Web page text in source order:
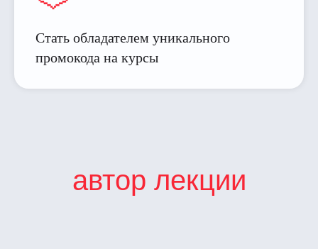
Cтать обладателем уникального
промокода на курсы
автор лекции